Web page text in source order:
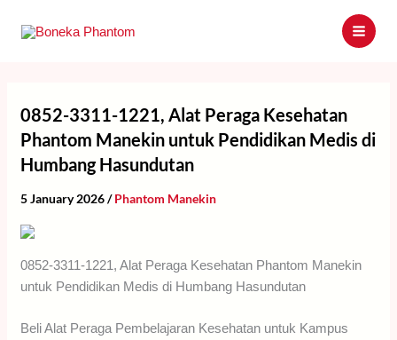
0852-3311-1221, Alat Peraga Kesehatan
Phantom Manekin untuk Pendidikan Medis di
Humbang Hasundutan
5 January 2026/Phantom Manekin
0852-3311-1221, Alat Peraga Kesehatan Phantom Manekin
untuk Pendidikan Medis di Humbang Hasundutan
Beli Alat Peraga Pembelajaran Kesehatan untuk Kampus